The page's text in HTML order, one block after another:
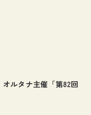
オルタナ主催「第82回